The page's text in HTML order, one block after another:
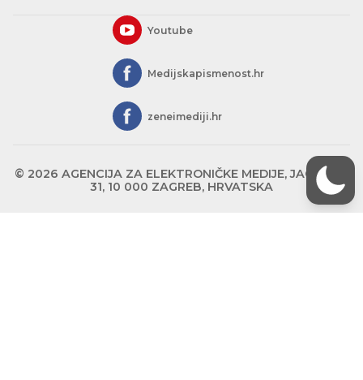
Youtube
Medijskapismenost.hr
zeneimediji.hr
© 2026 AGENCIJA ZA ELEKTRONIČKE MEDIJE, JAGIĆEVA
31, 10 000 ZAGREB, HRVATSKA